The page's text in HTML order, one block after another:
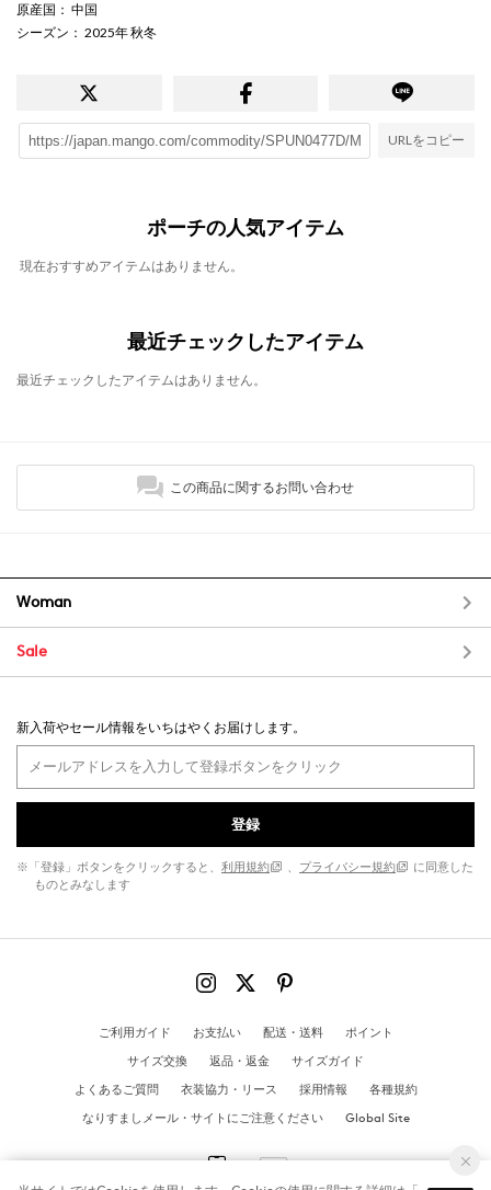
原産国 ： 中国
シーズン ： 2025年 秋冬
URLをコピー
ポーチの人気アイテム
現在おすすめアイテムはありません。
最近チェックしたアイテム
最近チェックしたアイテムはありません。
この商品に関するお問い合わせ
Woman
Sale
新入荷やセール情報をいちはやくお届けします。
登録
※「登録」ボタンをクリックすると、 利用規約 、 プライバシー規約
に同意した
ものとみなします
ご利用ガイド お支払い 配送・送料
ポイント
サイズ交換
返品・返金
サイズガイド
よくあるご質問
衣装協力・リース 採用情報
各種規約
なりすましメール・サイトにご注意ください
Global Site